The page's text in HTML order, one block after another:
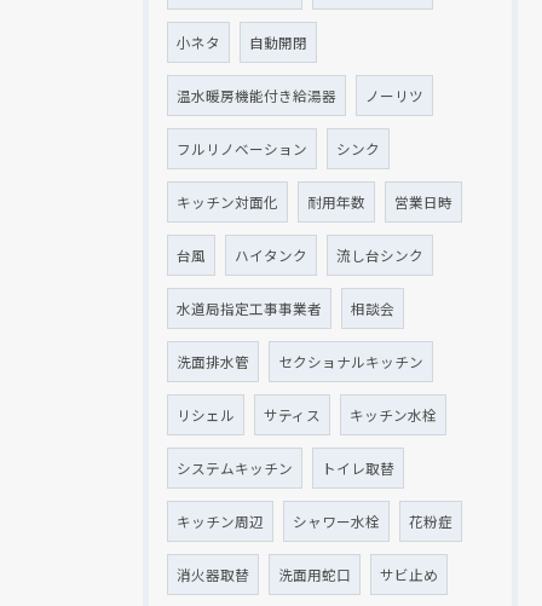
小ネタ 自動開閉
温水暖房機能付き給湯器 ノーリツ
フルリノベーション シンク
キッチン対面化 耐用年数 営業日時
台風 ハイタンク 流し台シンク
水道局指定工事事業者 相談会
洗面排水管 セクショナルキッチン
リシェル サティス キッチン水栓
システムキッチン トイレ取替
キッチン周辺 シャワー水栓 花粉症
消火器取替 洗面用蛇口 サビ止め